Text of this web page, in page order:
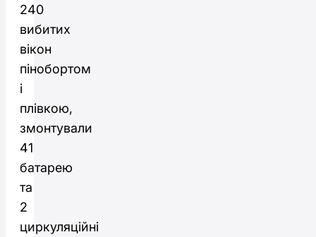
240
вибитих
вікон
пінобортом
і
плівкою,
змонтували
41
батарею
та
2
циркуляційні